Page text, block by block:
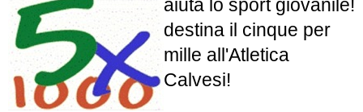
aiuta lo sport giovanile!
destina il cinque per
mille all'Atletica
Calvesi!